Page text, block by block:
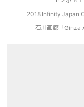
2018 Infinity Japan
石川画廊「Ginza